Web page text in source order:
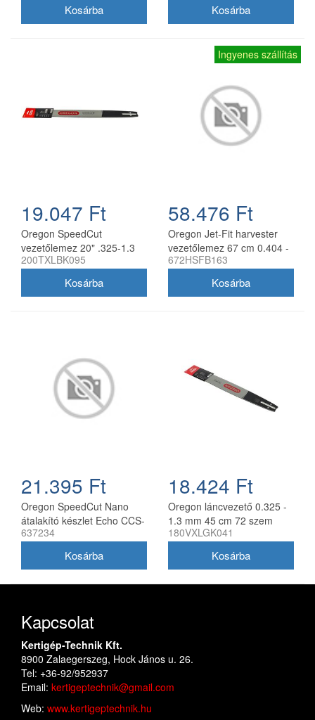
19.047 Ft
Oregon SpeedCut
vezetőlemez 20" .325-1.3
mm 78 szem Husqvarna
200TXLBK095
Ingyenes szállítás
58.476 Ft
Oregon Jet-Fit harvester
vezetőlemez 67 cm 0.404 -
2.0 mm
672HSFB163
21.395 Ft
Oregon SpeedCut Nano
átalakító készlet Echo CCS-
58V láncfűrészhez 40 cm
637234
18.424 Ft
Oregon láncvezető 0.325 -
1.3 mm 45 cm 72 szem
Husqvarna fűrészekhez
180VXLGK041
Kapcsolat
Kertigép-Technik Kft.
8900 Zalaegerszeg, Hock János u. 26.
Tel: +36-92/952937
Email: kertigeptechnik@gmail.com
Web: www.kertigeptechnik.hu